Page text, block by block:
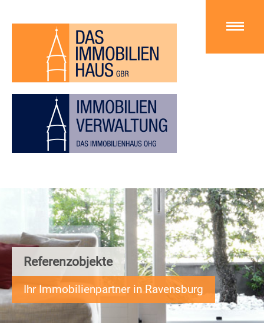
Referenzobjekte
Ihr Immobilienpartner in Ravensburg